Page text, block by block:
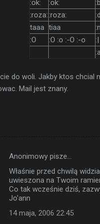
:ok: :ok:
:roza: :roza:
taaa tiaa
:O
:O :o :-O :-o :|
do woli. Jakby ktos
Mail jest znany.
Anonimowy pisze…
Właśnie przed chwilą
uwieszona na Twoim
Co tak wcześnie dziś,
Jo'ann
14 maja, 2006 22:45